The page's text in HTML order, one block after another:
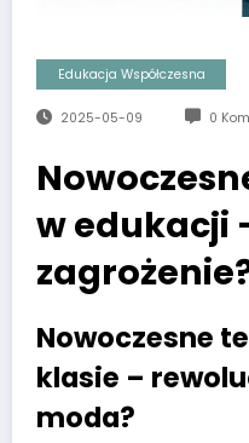
Edukacja Współczesna
2025-05-09 0
w edukacji
Nowoczesne
klasie –
moda?